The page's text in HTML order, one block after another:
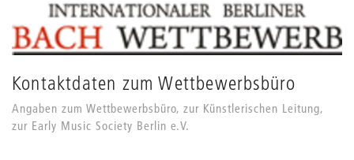
Kontaktdaten zum Wettbewerbsbüro
Angaben zum Wettbewerbsbüro, zur Künstlerischen Leitung,
zur Early Music Society Berlin e.V.